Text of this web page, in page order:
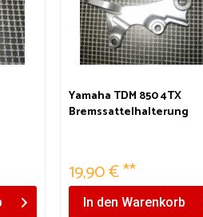
Yamaha TDM 850 4TX
Bremssattelhalterung
19,90 € **
In den Warenkorb